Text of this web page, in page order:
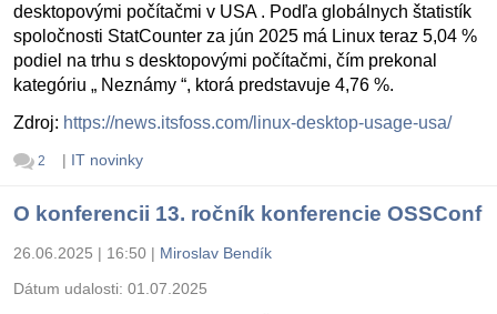
desktopovými počítačmi v USA . Podľa globálnych štatistík
spoločnosti StatCounter za jún 2025 má Linux teraz 5,04 %
podiel na trhu s desktopovými počítačmi, čím prekonal
kategóriu „ Neznámy “, ktorá predstavuje 4,76 %.
Zdroj: https://news.itsfoss.com/linux-desktop-usage-usa/
2 | IT novinky
O konferencii 13. ročník konferencie OSSConf
26.06.2025 | 16:50 | Miroslav Bendík
Dátum udalosti: 01.07.2025